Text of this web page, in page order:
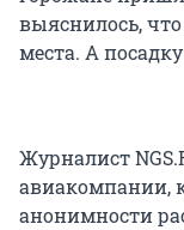
выяснилось,
места. А
Журналист
авиакомпании,
анонимности